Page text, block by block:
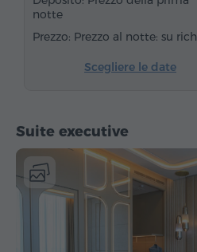
Canali via cavo
Tè/Caffè
notte
Prezzo al notte: su
Scegliere le date
Suite executive